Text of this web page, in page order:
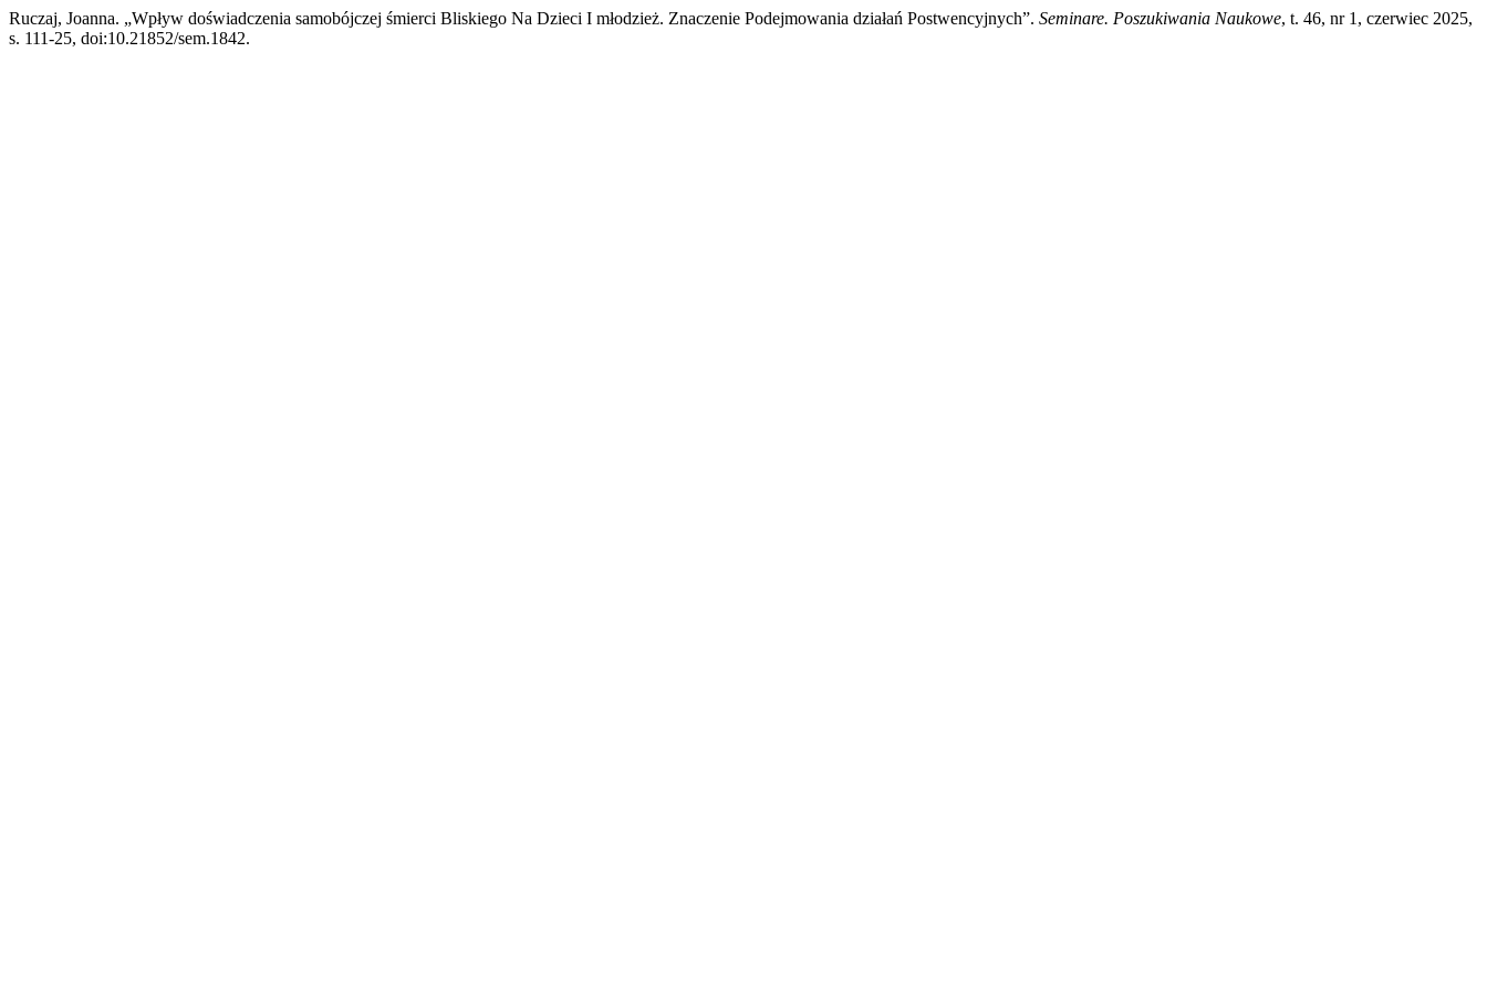
Ruczaj, Joanna. „Wpływ doświadczenia samobójczej śmierci Bliskiego Na Dzieci I młodzież. Znaczenie Podejmowania działań Postwencyjnych”. Seminare. Poszukiwania Naukowe, t. 46, nr 1, czerwiec 2025,
s. 111-25, doi:10.21852/sem.1842.